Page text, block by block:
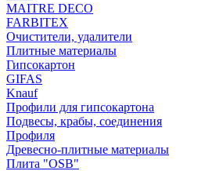
MAITRE DECO
FARBITEX
Очистители, удалители
Плитные материалы
Гипсокартон
GIFAS
Knauf
Профили для гипсокартона
Подвесы, крабы, соединения
Профиля
Древесно-плитные материалы
Плита "OSB"